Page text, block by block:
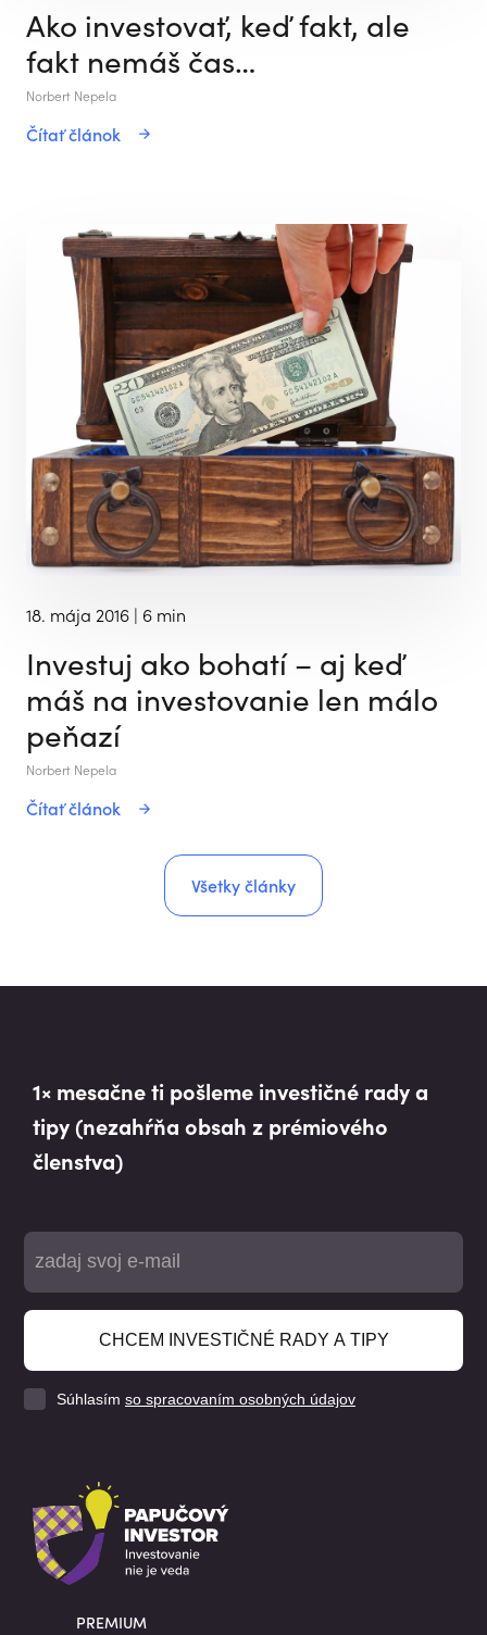
Ako investovať, keď fakt, ale
fakt nemáš čas…
Norbert Nepela
Čítať článok
18. mája 2016 | 6 min
Investuj ako bohatí – aj keď
máš na investovanie len málo
peňazí
Norbert Nepela
Čítať článok
Všetky články
1× mesačne ti pošleme investičné rady a
tipy (nezahŕňa obsah z prémiového
členstva)
CHCEM INVESTIČNÉ RADY A TIPY
Súhlasím so spracovaním osobných údajov
PREMIUM